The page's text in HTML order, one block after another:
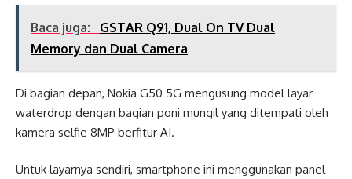
Baca juga:
GSTAR Q91, Dual On TV Dual
Memory dan Dual Camera
Di bagian depan, Nokia G50 5G mengusung model layar
waterdrop dengan bagian poni mungil yang ditempati oleh
kamera selfie 8MP berfitur AI.
Untuk layarnya sendiri, smartphone ini menggunakan panel